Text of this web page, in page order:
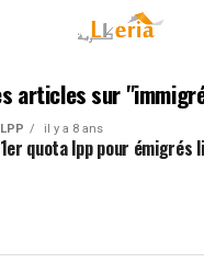
articles sur
LPP il y a 8 ans
1er quota lpp pour émigrés